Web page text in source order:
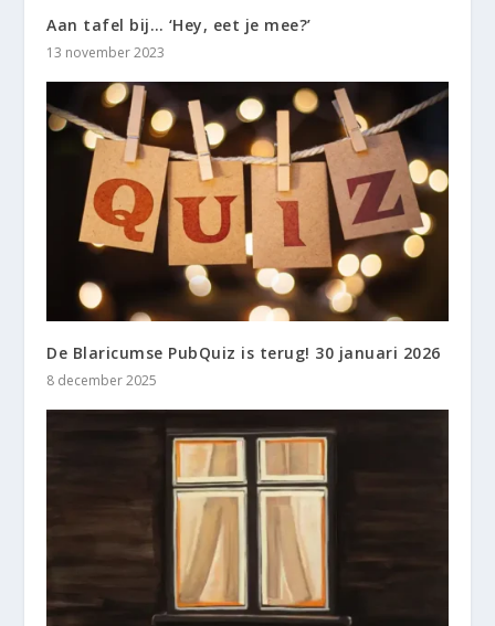
Aan tafel bij… ‘Hey, eet je mee?’
13 november 2023
De Blaricumse PubQuiz is terug! 30 januari 2026
8 december 2025